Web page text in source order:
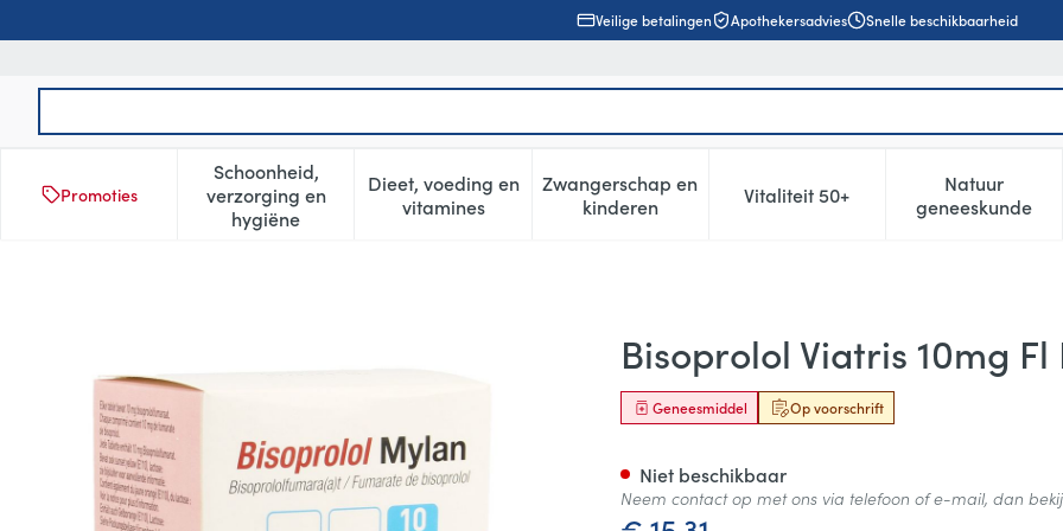
Veilige betalingen Apothekersadvies Snelle beschikbaarheid
Promoties
Schoonheid,
verzorging en
hygiëne
Toon submenu voor Schoonheid, verzorging en hygiëne categorie
Dieet, voeding en
vitaminesToon submenu voor Dieet, voeding en vitamines categorie
Zwangerschap en
kinderenToon submenu voor Zwangerschap en kinderen
Vitaliteit 50+Toon submenu voor Vitaliteit
Natuur
geneeskunde
Toon
Bisoprolol Viatris 10mg Fl Filmomh Tabl 100Bisoprolol Viatris 10mg Fl
Op voorschrift
Geneesmiddel
Niet beschikbaar
Neem contact op met ons via telefoon of e-mail, dan